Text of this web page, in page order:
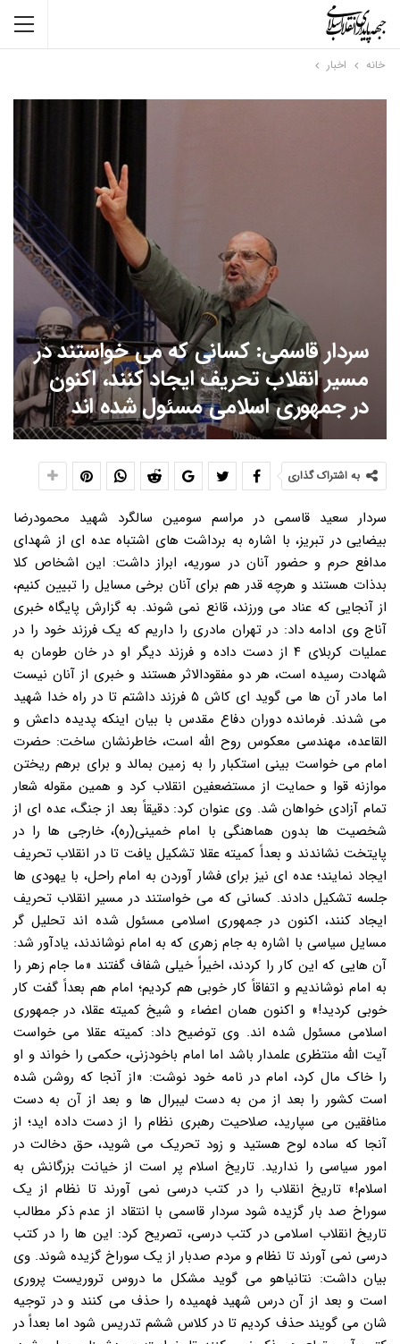
خانه اخبار
سردار قاسمی: کسانی که می خواستند در
مسیر انقلاب تحریف ایجاد کنند، اکنون
در جمهوری اسلامی مسئول شده اند
به اشتراک گذاری
سردار سعید قاسمی در مراسم سومین سالگرد شهید محمودرضا
بیضایی در تبریز، با اشاره به برداشت های اشتباه عده ای از شهدای
مدافع حرم و حضور آنان در سوریه، ابراز داشت: این اشخاص کلا
بدذات هستند و هرچه قدر هم برای آنان برخی مسایل را تبیین کنیم،
از آنجایی که عناد می ورزند، قانع نمی شوند. به گزارش پایگاه خبری
آناج وی ادامه داد: در تهران مادری را داریم که یک فرزند خود را در
عملیات کربلای ۴ از دست داده و فرزند دیگر او در خان طومان به
شهادت رسیده است، هر دو مفقودالاثر هستند و خبری از آنان نیست
اما مادر آن ها می گوید ای کاش ۵ فرزند داشتم تا در راه خدا شهید
می شدند. فرمانده دوران دفاع مقدس با بیان اینکه پدیده داعش و
القاعده، مهندسی معکوس روح الله است، خاطرنشان ساخت: حضرت
امام می خواست بینی استکبار را به زمین بمالد و برای برهم ریختن
موازنه قوا و حمایت از مستضعفین انقلاب کرد و همین مقوله شعار
تمام آزادی خواهان شد. وی عنوان کرد: دقیقاً بعد از جنگ، عده ای از
شخصیت ها بدون هماهنگی با امام خمینی(ره)، خارجی ها را در
پایتخت نشاندند و بعداً کمیته عقلا تشکیل یافت تا در انقلاب تحریف
ایجاد نمایند؛ عده ای نیز برای فشار آوردن به امام راحل، با یهودی ها
جلسه تشکیل دادند. کسانی که می خواستند در مسیر انقلاب تحریف
ایجاد کنند، اکنون در جمهوری اسلامی مسئول شده اند تحلیل گر
مسایل سیاسی با اشاره به جام زهری که به امام نوشاندند، یادآور شد:
آن هایی که این کار را کردند، اخیراً خیلی شفاف گفتند «ما جام زهر را
به امام نوشاندیم و اتفاقاً کار خوبی هم کردیم؛ امام هم بعداً گفت کار
خوبی کردید!» و اکنون همان اعضاء و شیخ کمیته عقلا، در جمهوری
اسلامی مسئول شده اند. وی توضیح داد: کمیته عقلا می خواست
آیت الله منتظری علمدار باشد اما امام باخودزنی، حکمی را خواند و او
را خاک مال کرد، امام در نامه خود نوشت: «از آنجا که روشن شده
است کشور را بعد از من به دست لیبرال ها و بعد از آن به دست
منافقین می سپارید، صلاحیت رهبری نظام را از دست داده اید؛ از
آنجا که ساده لوح هستید و زود تحریک می شوید، حق دخالت در
امور سیاسی را ندارید. تاریخ اسلام پر است از خیانت بزرگانش به
اسلام!» تاریخ انقلاب را در کتب درسی نمی آورند تا نظام از یک
سوراخ صد بار گزیده شود سردار قاسمی با انتقاد از عدم ذکر مطالب
تاریخ انقلاب اسلامی در کتب درسی، تصریح کرد: این ها را در کتب
درسی نمی آورند تا نظام و مردم صدبار از یک سوراخ گزیده شوند. وی
بیان داشت: نتانیاهو می گوید مشکل ما دروس تروریست پروری
است و بعد از آن درس شهید فهمیده را حذف می کنند و در توجیه
شان می گویند حذف کردیم تا در کلاس ششم تدریس شود اما بعداً در